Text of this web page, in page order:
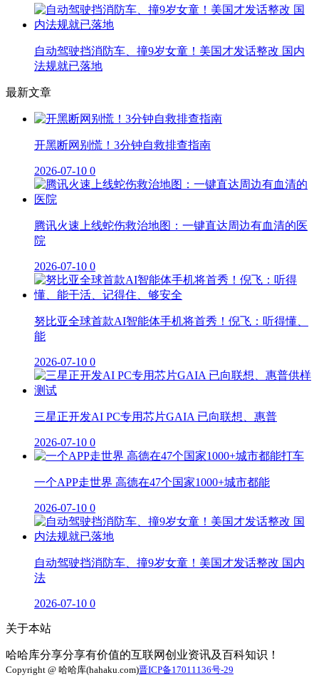
自动驾驶挡消防车、撞9岁女童！美国才发话整改 国内
法规就已落地
最新文章
开黑断网别慌！3分钟自救排查指南
2026-07-10 0
腾讯火速上线蛇伤救治地图：一键直达周边有血清的医
院
2026-07-10 0
努比亚全球首款AI智能体手机将首秀！倪飞：听得懂、
能
2026-07-10 0
三星正开发AI PC专用芯片GAIA 已向联想、惠普
2026-07-10 0
一个APP走世界 高德在47个国家1000+城市都能
2026-07-10 0
自动驾驶挡消防车、撞9岁女童！美国才发话整改 国内
法
2026-07-10 0
关于本站
哈哈库分享分享有价值的互联网创业资讯及百科知识！
Copyright @ 哈哈库(hahaku.com)晋ICP备17011136号-29